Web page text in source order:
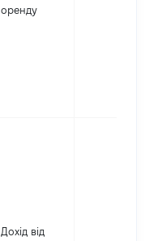
оренду
Дохід від